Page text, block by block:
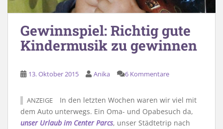
Gewinnspiel: Richtig gute
Kindermusik zu gewinnen
13. Oktober 2015 Anika 6 Kommentare
ANZEIGE
In den letzten Wochen waren wir viel mit
dem Auto unterwegs. Ein Oma- und Opabesuch da,
unser Urlaub im Center Parcs, unser Städtetrip nach